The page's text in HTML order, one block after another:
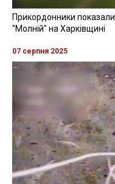
Прикордонники
"Молній" на Харківщині
07 серпня 2025